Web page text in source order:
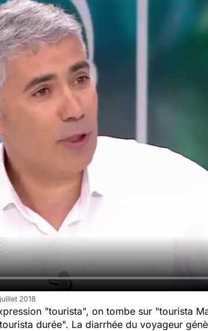
2018
"tourista", on tombe sur "tourista
tourista durée". La diarrhée du voyageur